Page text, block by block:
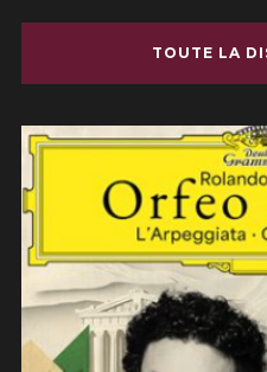
TOUTE LA
L’Arpeggiata